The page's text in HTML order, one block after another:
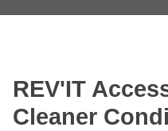
REV'IT
Cleaner